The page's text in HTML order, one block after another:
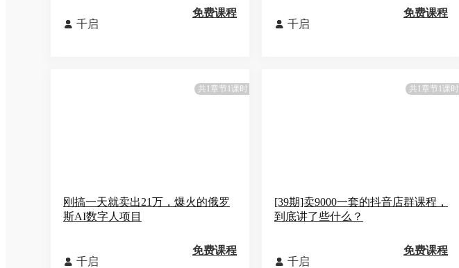
 千启
免费课程
 千启
免费课程
共1章节1课时
刚搞一天就卖出21万，爆火的俄罗
斯AI数字人项目
 千启
免费课程
共1章节1课时
[39期]卖9000一套的抖音店群课程，
到底讲了些什么？
 千启
免费课程